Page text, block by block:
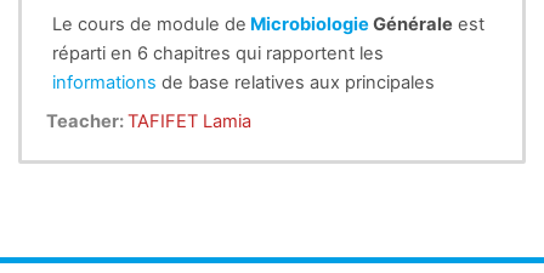
Le cours de module de MicrobiologieGénérale est
réparti en 6 chapitres qui rapportent les
informations de base relatives aux principales
branches de lamicrobiologie
Le premier chapitre comporte un aperçu sur
4 chapitres (chapitre 2, 3 et 4) en donnant des
Enseignant:Lamia TAFIFET
Teacher:TAFIFET Lamia